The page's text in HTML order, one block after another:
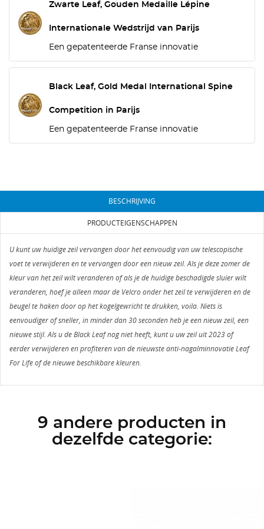
Zwarte Leaf, Gouden Medaille Lépine
Internationale Wedstrijd van Parijs
Een gepatenteerde Franse innovatie
Black Leaf, Gold Medal International Spine
Competition in Parijs
Een gepatenteerde Franse innovatie
BESCHRIJVING
PRODUCTEIGENSCHAPPEN
U kunt uw huidige zeil vervangen door het eenvoudig van uw telescopische
voet te verwijderen en te vervangen door een nieuw zeil. Als je deze zomer de
kleur van het zeil wilt veranderen of als je de huidige beschadigde sluier wilt
veranderen, hoef je alleen maar de Velcro onder het zeil te verwijderen en de
beugel te haken door op het kogelgewricht te drukken, voila. Niets is
eenvoudiger of sneller, in minder dan 30 seconden heb je een nieuw zeil, een
nieuwe stijl. Als u de Black Leaf nog niet heeft, kunt u uw zeil uit 2023 of
eerder verwijderen en profiteren van de nieuwste anti-nagalminnovatie Leaf
For Life of de nieuwe beschikbare kleuren.
9 andere producten in
dezelfde categorie: